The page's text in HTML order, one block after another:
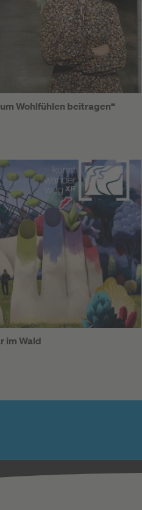
Wohlfühlen beitragen“
im Wald